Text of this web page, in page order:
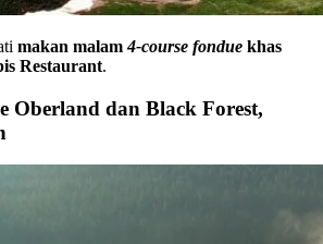
makan malam4-course fondue khas
Restaurant.
Oberland dan Black Forest,